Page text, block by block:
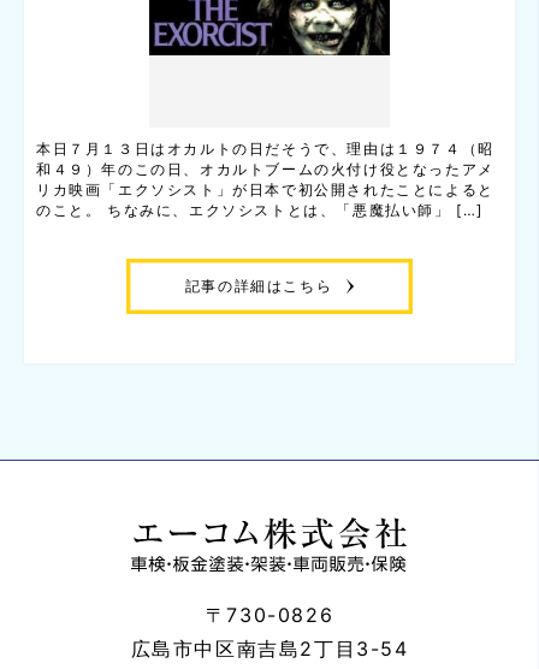
本日７月１３日はオカルトの日だそうで、理由は１９７４（昭
和４９）年のこの日、オカルトブームの火付け役となったアメ
リカ映画「エクソシスト」が日本で初公開されたことによると
のこと。 ちなみに、エクソシストとは、「悪魔払い師」 […]
記事の詳細はこちら
〒730-0826
広島市中区南吉島2丁目3-54